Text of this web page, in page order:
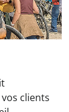
clients